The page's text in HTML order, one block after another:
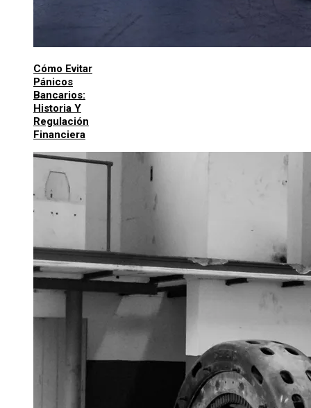
Cómo Evitar
Pánicos
Bancarios:
Historia Y
Regulación
Financiera